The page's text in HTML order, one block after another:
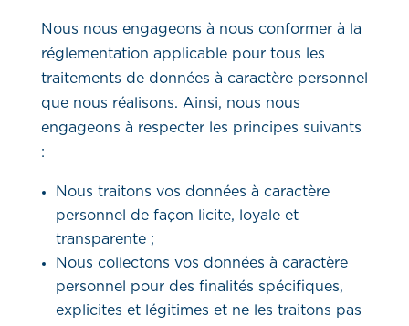
Nous nous engageons à nous conformer à la
réglementation applicable pour tous les
traitements de données à caractère personnel
que nous réalisons. Ainsi, nous nous
engageons à respecter les principes suivants
:
Nous traitons vos données à caractère
personnel de façon licite, loyale et
transparente ;
Nous collectons vos données à caractère
personnel pour des finalités spécifiques,
explicites et légitimes et ne les traitons pas